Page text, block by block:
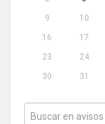
9
10
16
17
23
24
30
31